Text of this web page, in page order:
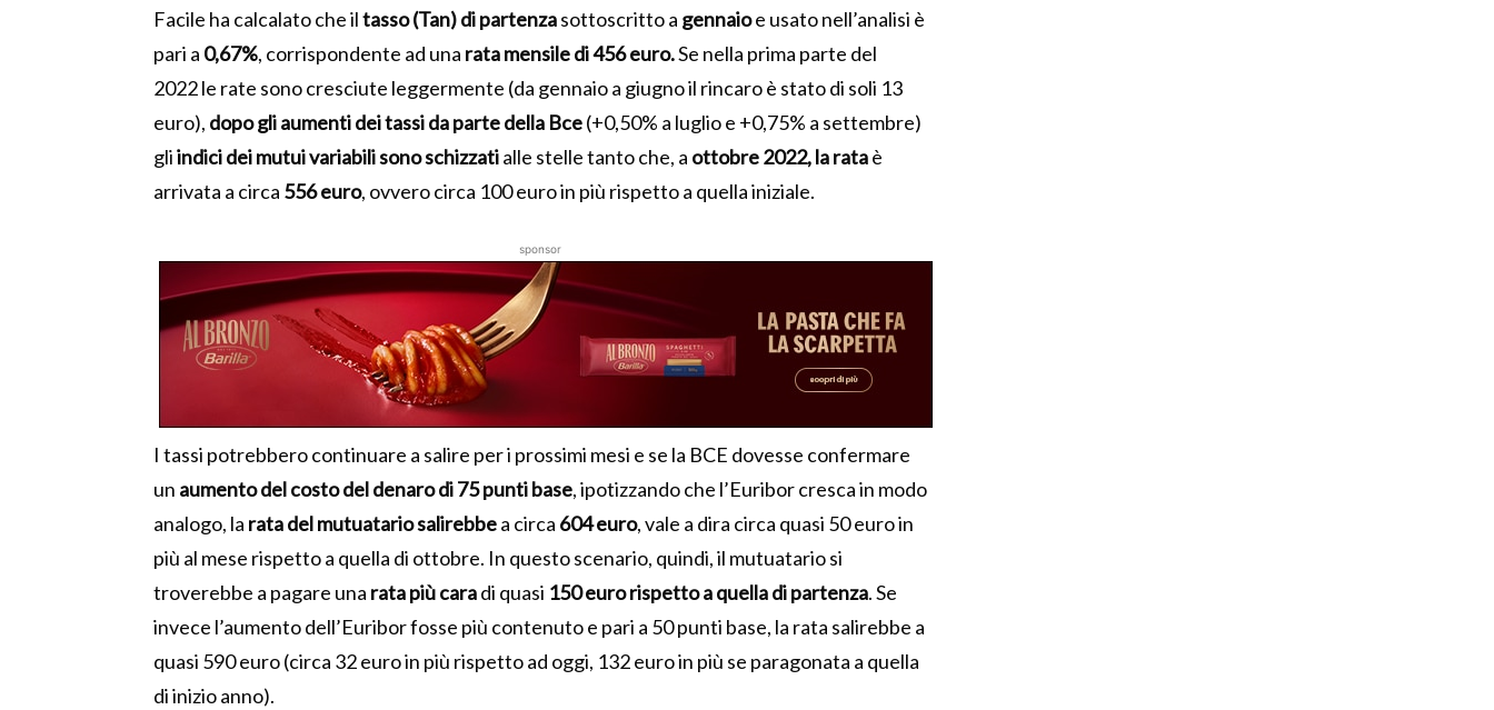
Facile ha calcalato che iltasso (Tan) di partenzasottoscritto a gennaioe usato nell’analisi è
pari a 0,67%, corrispondente ad una rata mensile di 456 euro.Se nella prima parte del
2022 le rate sono cresciute leggermente (da gennaio a giugno il rincaro è stato di soli 13
euro), dopo gli aumenti dei tassi da parte della Bce(+0,50% a luglio e +0,75% a settembre)
gliindici dei mutui variabili sono schizzatialle stelle tanto che, a ottobre 2022, la rataè
arrivata a circa 556 euro, ovvero circa 100 euro in più rispetto a quella iniziale.
sponsor
I tassi potrebbero continuare a salire per i prossimi mesi e se la BCE dovesse confermare
un aumento del costo del denaro di 75 punti base, ipotizzando che l’Euribor cresca in modo
analogo, la rata del mutuatario salirebbea circa 604 euro, vale a dira circa quasi 50 euro in
più al mese rispetto a quella di ottobre. In questo scenario, quindi, il mutuatario si
troverebbe a pagare una rata più caradi quasi 150 euro rispetto a quella di partenza. Se
invece l’aumento dell’Euribor fosse più contenuto e pari a 50 punti base, la rata salirebbe a
quasi 590 euro (circa 32 euro in più rispetto ad oggi, 132 euro in più se paragonata a quella
di inizio anno).